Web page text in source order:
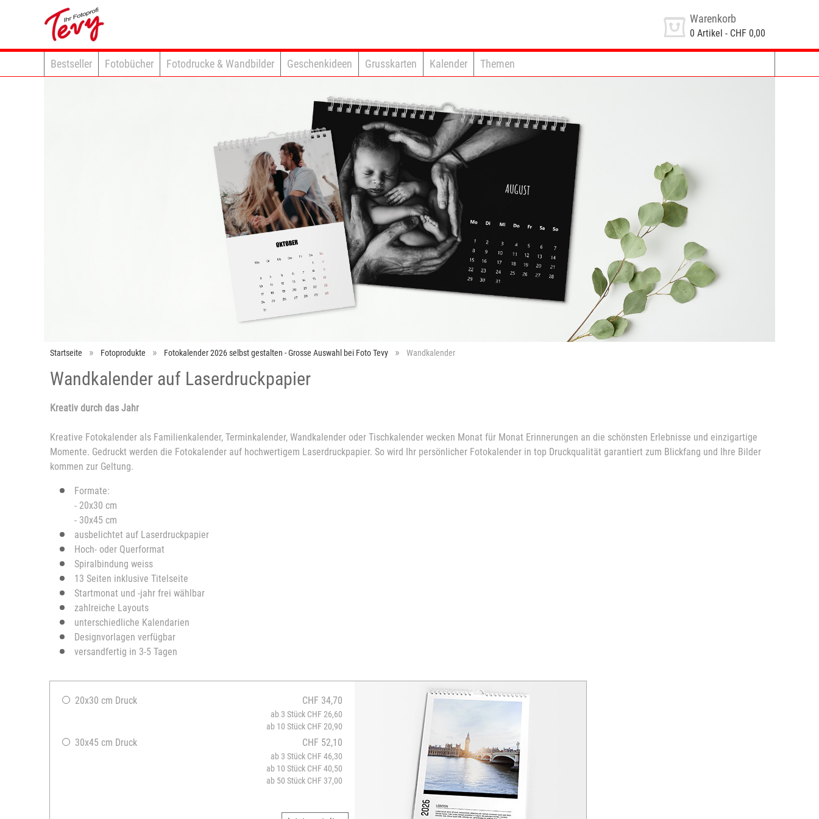
Warenkorb
0 Artikel - CHF 0,00
Bestseller Fotobücher Fotodrucke & Wandbilder Geschenkideen Grusskarten Kalender Themen
Startseite Fotoprodukte Fotokalender 2026 selbst gestalten - Grosse Auswahl bei Foto Tevy Wandkalender
Wandkalender auf Laserdruckpapier
Kreativ durch das Jahr
Kreative Fotokalender als Familienkalender, Terminkalender, Wandkalender oder Tischkalender wecken Monat für Monat Erinnerungen an die schönsten Erlebnisse und einzigartige
Momente. Gedruckt werden die Fotokalender auf hochwertigem Laserdruckpapier. So wird Ihr persönlicher Fotokalender in top Druckqualität garantiert zum Blickfang und Ihre Bilder
kommen zur Geltung.
Formate:
- 20x30 cm
- 30x45 cm
ausbelichtet auf Laserdruckpapier
Hoch- oder Querformat
Spiralbindung weiss
13 Seiten inklusive Titelseite
Startmonat und -jahr frei wählbar
zahlreiche Layouts
unterschiedliche Kalendarien
Designvorlagen verfügbar
versandfertig in 3-5 Tagen
20x30 cm Druck CHF 34,70
ab 3 Stück CHF 26,60
ab 10 Stück CHF 20,90
30x45 cm Druck CHF 52,10
ab 3 Stück CHF 46,30
ab 10 Stück CHF 40,50
ab 50 Stück CHF 37,00